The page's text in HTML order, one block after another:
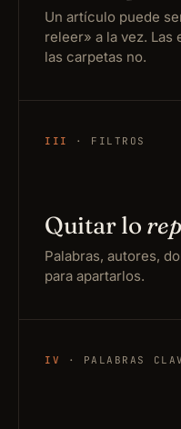
Un artículo puede
releer» a la vez.
las carpetas no.
III · FILTROS
Quitar lo
Palabras, autores,
para apartarlos.
IV · PALABRAS